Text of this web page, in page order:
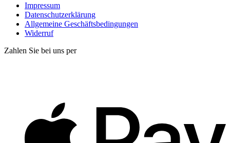
Impressum
Datenschutzerklärung
Allgemeine Geschäftsbedingungen
Widerruf
Zahlen Sie bei uns per